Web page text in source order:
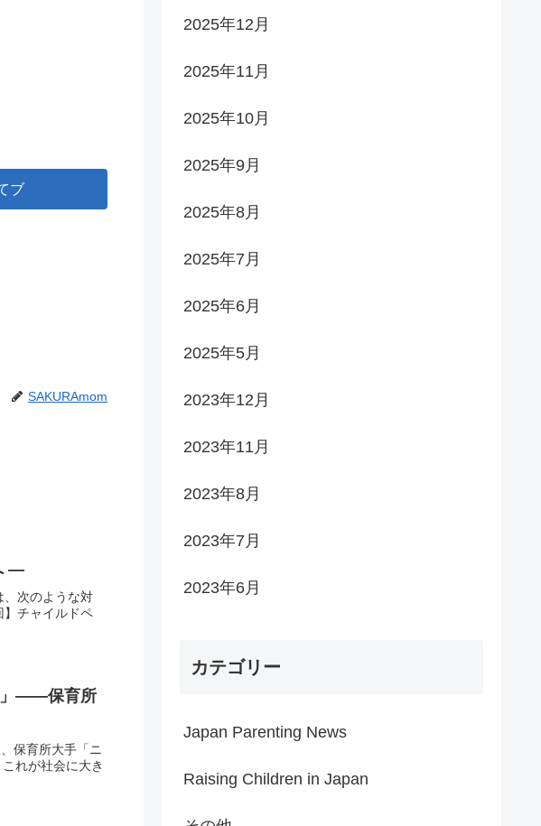
ブ
SAKURAmom
―
、次のような対
】チャイルドペ
」――保育所
保育所大手「ニ
れが社会に大き
2025年12月
2025年11月
2025年10月
2025年9月
2025年8月
2025年7月
2025年6月
2025年5月
2023年12月
2023年11月
2023年8月
2023年7月
2023年6月
カテゴリー
Japan Parenting News
Raising Children in Japan